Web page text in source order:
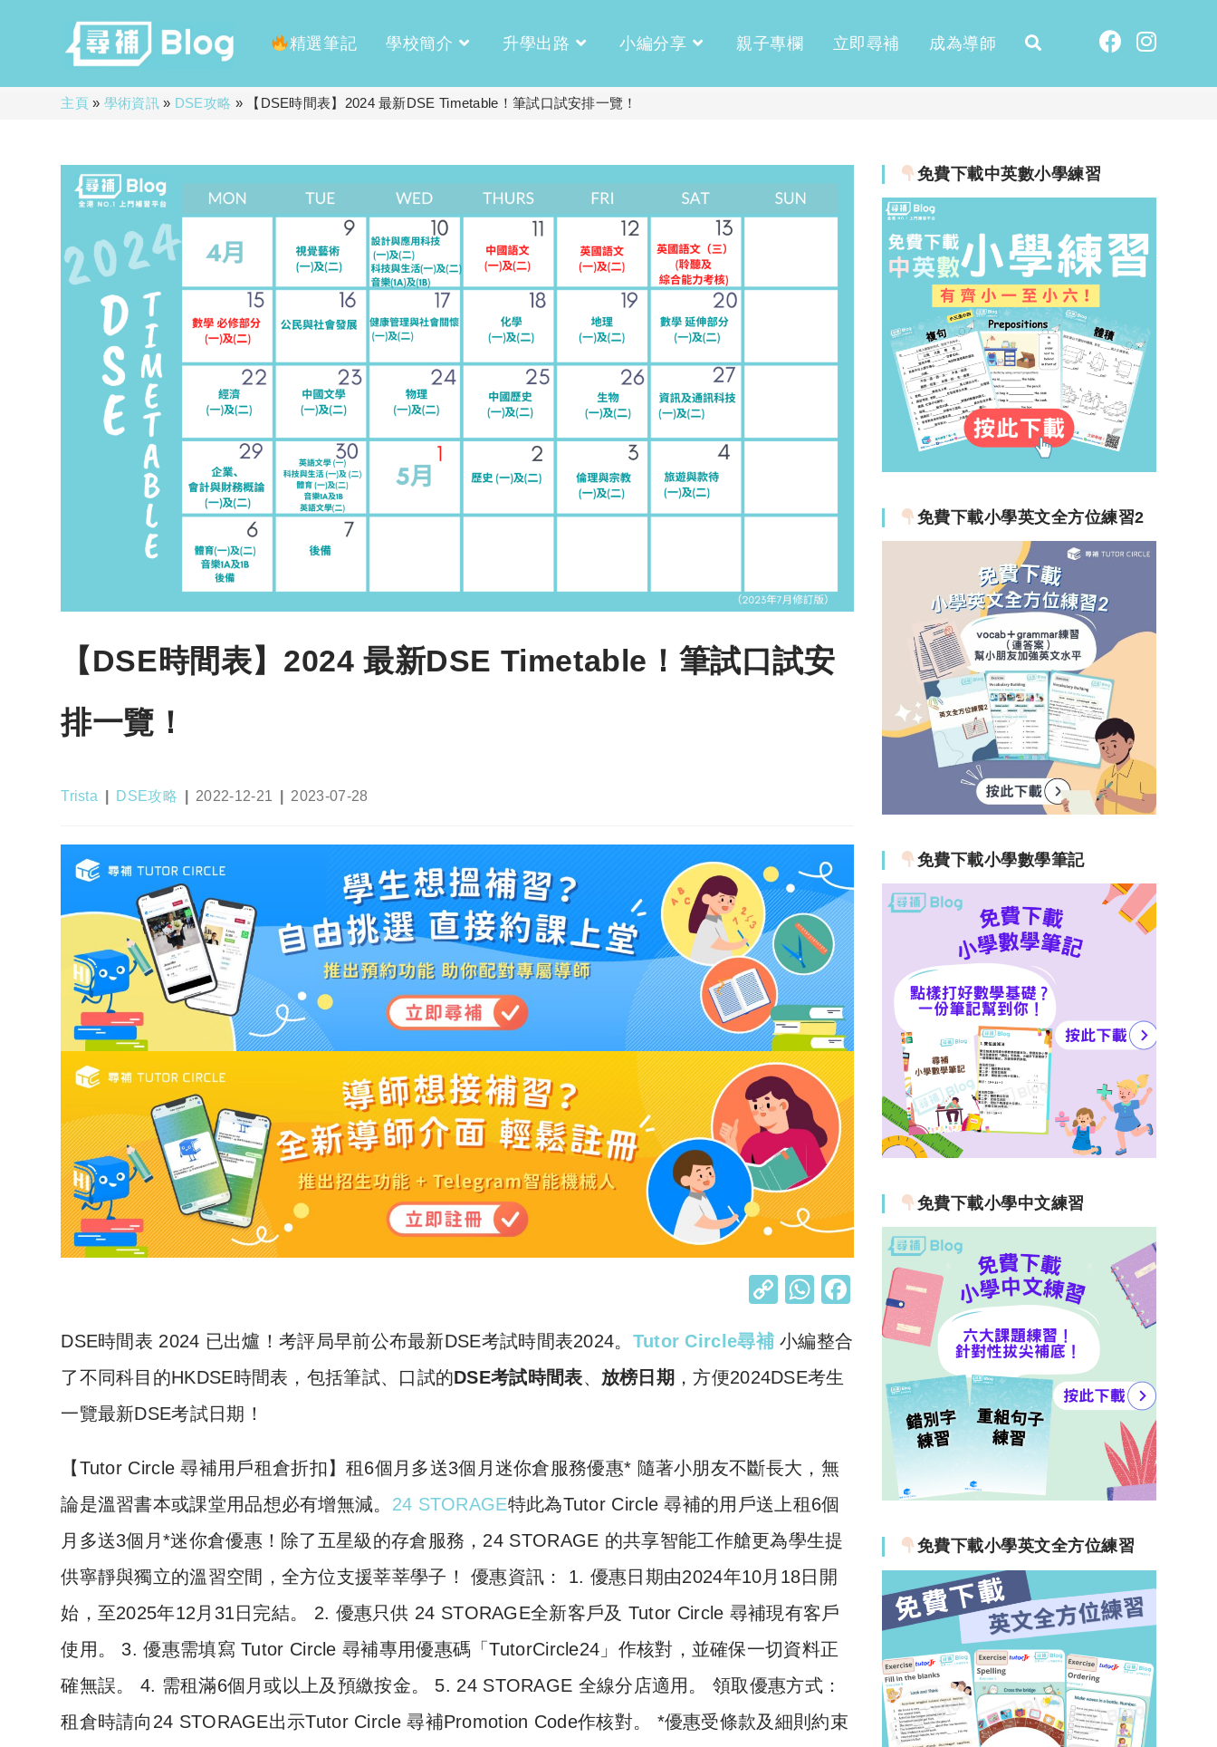
精選筆記 學校簡介 升學出路 小編分享 親子專欄 立即尋補 成為導師
主頁» 學術資訊» DSE攻略 » 【DSE時間表】2024 最新DSE Timetable！筆試口試安排一覽！
【DSE時間表】2024 最新DSE Timetable！筆試口試安
排一覽！
Post
Trista
Post
DSE攻略
Post
2022-12-21
Post
2023-07-28
C
p
y
k
W
at
s
p
DSE時間表 2024 已出爐！考評局早前公布最新DSE考試時間表2024。 Tutor Circle尋補小編整合
了不同科目的HKDSE時間表，包括筆試、口試的DSE考試時間表、 放榜日期 ，方便2024DSE考生
一覽最新DSE考試日期！
​【Tutor Circle 尋補用戶租倉折扣】租6個月多送3個月迷你倉服務優惠* 隨著小朋友不斷長大，無
論是溫習書本或課堂用品想必有增無減。 24 STORAGE特此為Tutor Circle 尋補的用戶送上租6個
月多送3個月*迷你倉優惠！除了五星級的存倉服務，24 STORAGE 的共享智能工作艙更為學生提
供寧靜與獨立的溫習空間，全方位支援莘莘學子！ 優惠資訊： 1. 優惠日期由2024年10月18日開
始，至2025年12月31日完結。 2. 優惠只供 24 STORAGE全新客戶及 Tutor Circle 尋補現有客戶
使用。 3. 優惠需填寫 Tutor Circle 尋補專用優惠碼「TutorCircle24」作核對，並確保一切資料正
確無誤。 4. 需租滿6個月或以上及預繳按金。 5. 24 STORAGE 全線分店適用。 領取優惠方式：
租倉時請向24 STORAGE出示Tutor Circle 尋補Promotion Code作核對。 *優惠受條款及細則約束
免費下載中英數小學練習
免費下載小學英文全方位練習2
免費下載小學數學筆記
免費下載小學中文練習
免費下載小學英文全方位練習